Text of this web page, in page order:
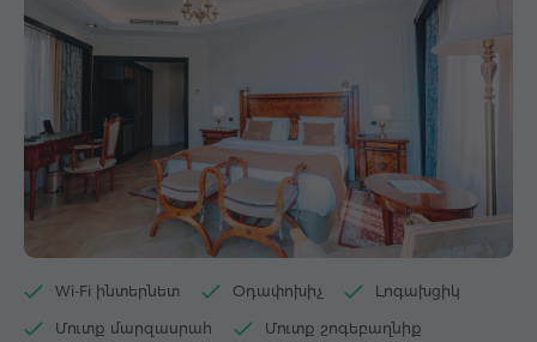
Wi-Fi ինտերնետ Օդափոխիչ Լոգախցիկ
Մուտք մարզասրահ Մուտք շոգեբաղնիք